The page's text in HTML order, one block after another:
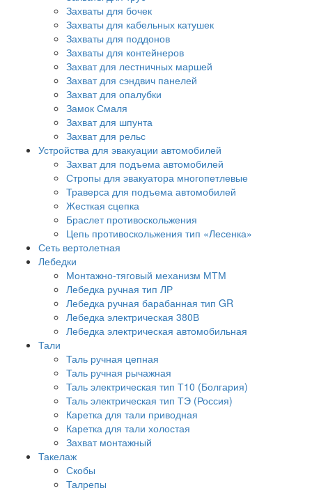
Захваты для бочек
Захваты для кабельных катушек
Захваты для поддонов
Захваты для контейнеров
Захват для лестничных маршей
Захват для сэндвич панелей
Захват для опалубки
Замок Смаля
Захват для шпунта
Захват для рельс
Устройства для эвакуации автомобилей
Захват для подъема автомобилей
Стропы для эвакуатора многопетлевые
Траверса для подъема автомобилей
Жесткая сцепка
Браслет противоскольжения
Цепь противоскольжения тип «Лесенка»
Сеть вертолетная
Лебедки
Монтажно-тяговый механизм МТМ
Лебедка ручная тип ЛР
Лебедка ручная барабанная тип GR
Лебедка электрическая 380В
Лебедка электрическая автомобильная
Тали
Таль ручная цепная
Таль ручная рычажная
Таль электрическая тип Т10 (Болгария)
Таль электрическая тип ТЭ (Россия)
Каретка для тали приводная
Каретка для тали холостая
Захват монтажный
Такелаж
Скобы
Талрепы